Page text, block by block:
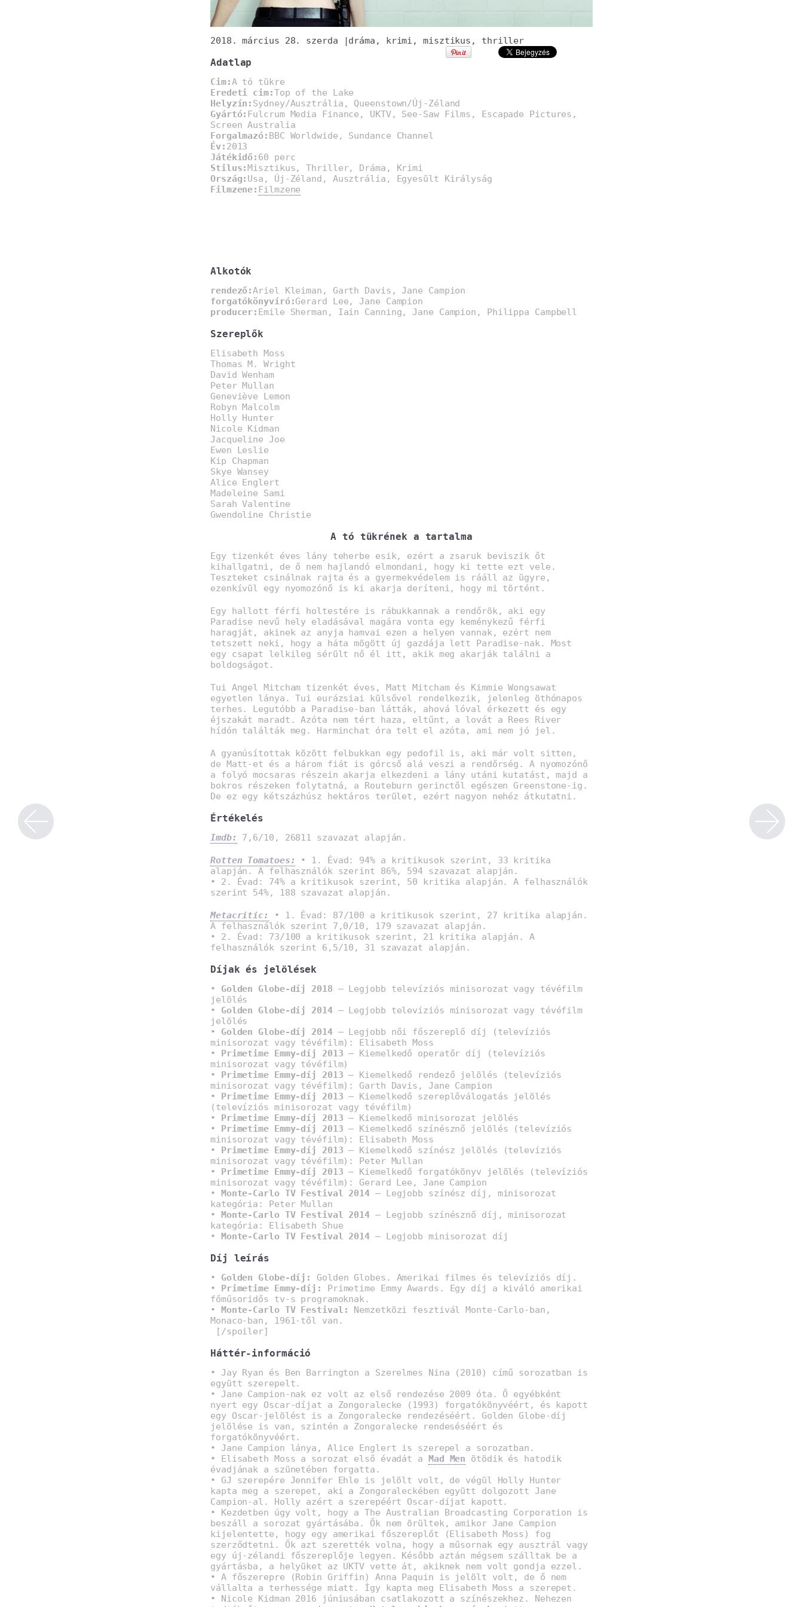
2018. március 28. szerda |dráma , krimi ,misztikus , thriller
Adatlap
Cim:A tó tükre
Eredeti cim:Top of the Lake
Helyzín: Sydney/Ausztrália, Queenstown/Új-Zéland
Gyártó: Fulcrum Media Finance, UKTV, See-Saw Films, Escapade Pictures,
Screen Australia
Forgalmazó: BBC Worldwide, Sundance Channel
Év: 2013
Játékidő: 60 perc
Stilus:Misztikus, Thriller, Dráma, Krimi
Ország: Usa, Új-Zéland, Ausztrália, Egyesült Királyság
Filmzene: Filmzene
Alkotók
rendező:Ariel Kleiman, Garth Davis, Jane Campion
forgatókönyvíró:Gerard Lee, Jane Campion
producer: Emile Sherman, Iain Canning, Jane Campion, Philippa Campbell
Szereplők
Elisabeth Moss
Thomas M. Wright
David Wenham
Peter Mullan
Geneviève Lemon
Robyn Malcolm
Holly Hunter
Nicole Kidman
Jacqueline Joe
Ewen Leslie
Kip Chapman
Skye Wansey
Alice Englert
Madeleine Sami
Sarah Valentine
Gwendoline Christie
A tó tükrének a tartalma
Egy tizenkét éves lány teherbe esik, ezért a zsaruk beviszik őt
kihallgatni, de ő nem hajlandó elmondani, hogy ki tette ezt vele.
Teszteket csinálnak rajta és a gyermekvédelem is rááll az ügyre,
ezenkívül egy nyomozónő is ki akarja deríteni, hogy mi történt.
Egy hallott férfi holtestére is rábukkannak a rendőrök, aki egy
Paradise nevű hely eladásával magára vonta egy keménykezű férfi
haragját, akinek az anyja hamvai ezen a helyen vannak, ezért nem
tetszett neki, hogy a háta mögött új gazdája lett Paradise-nak. Most
egy csapat lelkileg sérült nő él itt, akik meg akarják találni a
boldogságot.
Tui Angel Mitcham tizenkét éves, Matt Mitcham és Kimmie Wongsawat
egyetlen lánya. Tui eurázsiai külsővel rendelkezik, jelenleg öthónapos
terhes. Legutóbb a Paradise-ban látták, ahová lóval érkezett és egy
éjszakát maradt. Azóta nem tért haza, eltűnt, a lovát a Rees River
hídón találták meg. Harminchat óra telt el azóta, ami nem jó jel.
A gyanúsítottak között felbukkan egy pedofil is, aki már volt sitten,
de Matt-et és a három fiát is górcső alá veszi a rendőrség. A nyomozónő
a folyó mocsaras részein akarja elkezdeni a lány utáni kutatást, majd a
bokros részeken folytatná, a Routeburn gerinctől egészen Greenstone-ig.
De ez egy kétszázhúsz hektáros terület, ezért nagyon nehéz átkutatni.
Értékelés
Imdb: 7,6/10, 26811 szavazat alapján.
Rotten Tomatoes:
• 1. Évad: 94% a kritikusok szerint, 33 kritika
alapján. A felhasználók szerint 86%, 594 szavazat alapján.
• 2. Évad: 74% a kritikusok szerint, 50 kritika alapján. A felhasználók
szerint 54%, 188 szavazat alapján.
Metacritic:
• 1. Évad: 87/100 a kritikusok szerint, 27 kritika alapján.
A felhasználók szerint 7,0/10, 179 szavazat alapján.
• 2. Évad: 73/100 a kritikusok szerint, 21 kritika alapján. A
felhasználók szerint 6,5/10, 31 szavazat alapján.
Díjak és jelölések
• Golden Globe-díj 2018 – Legjobb televíziós minisorozat vagy tévéfilm
jelölés
• Golden Globe-díj 2014– Legjobb televíziós minisorozat vagy tévéfilm
jelölés
• Golden Globe-díj 2014– Legjobb női főszereplő díj (televíziós
minisorozat vagy tévéfilm): Elisabeth Moss
• Primetime Emmy-díj 2013 – Kiemelkedő operatőr díj (televíziós
minisorozat vagy tévéfilm)
• Primetime Emmy-díj 2013 – Kiemelkedő rendező jelölés (televíziós
minisorozat vagy tévéfilm): Garth Davis, Jane Campion
• Primetime Emmy-díj 2013 – Kiemelkedő szereplőválogatás jelölés
(televíziós minisorozat vagy tévéfilm)
• Primetime Emmy-díj 2013 – Kiemelkedő minisorozat jelölés
• Primetime Emmy-díj 2013 – Kiemelkedő színésznő jelölés (televíziós
minisorozat vagy tévéfilm): Elisabeth Moss
• Primetime Emmy-díj 2013 – Kiemelkedő színész jelölés (televíziós
minisorozat vagy tévéfilm): Peter Mullan
• Primetime Emmy-díj 2013 – Kiemelkedő forgatókönyv jelölés (televíziós
minisorozat vagy tévéfilm): Gerard Lee, Jane Campion
• Monte-Carlo TV Festival 2014 – Legjobb színész díj, minisorozat
kategória: Peter Mullan
• Monte-Carlo TV Festival 2014 – Legjobb színésznő díj, minisorozat
kategória: Elisabeth Shue
• Monte-Carlo TV Festival 2014 – Legjobb minisorozat díj
Díj leírás
• Golden Globe-díj:
Golden Globes. Amerikai filmes és televíziós díj.
• Primetime Emmy-díj:
Primetime Emmy Awards. Egy díj a kiváló amerikai
főműsoridős tv-s programoknak.
• Monte-Carlo TV Festival:
Nemzetközi fesztivál Monte-Carlo-ban,
Monaco-ban, 1961-től van.
[/spoiler]
Háttér-információ
• Jay Ryan és Ben Barrington a Szerelmes Nina (2010) című sorozatban is
együtt szerepelt.
• Jane Campion-nak ez volt az első rendezése 2009 óta. Ő egyébként
nyert egy Oscar-díjat a Zongoralecke (1993) forgatókönyvéért, és kapott
egy Oscar-jelölést is a Zongoralecke rendezéséért. Golden Globe-díj
jelölése is van, szintén a Zongoralecke rendeséséért és
forgatókönyvéért.
• Jane Campion lánya, Alice Englert is szerepel a sorozatban.
• Elisabeth Moss a sorozat első évadát a Mad Men ötödik és hatodik
évadjának a szünetében forgatta.
• GJ szerepére Jennifer Ehle is jelölt volt, de végül Holly Hunter
kapta meg a szerepet, aki a Zongoraleckében együtt dolgozott Jane
Campion-al. Holly azért a szerepéért Oscar-díjat kapott.
• Kezdetben úgy volt, hogy a The Australian Broadcasting Corporation is
beszáll a sorozat gyártásába. Ők nem örültek, amikor Jane Campion
kijelentette, hogy egy amerikai főszereplőt (Elisabeth Moss) fog
szerződtetni. Ők azt szerették volna, hogy a műsornak egy ausztrál vagy
egy új-zélandi főszereplője legyen. Később aztán mégsem szálltak be a
gyártásba, a helyüket az UKTV vette át, akiknek nem volt gondja ezzel.
• A főszerepre (Robin Griffin) Anna Paquin is jelölt volt, de ő nem
vállalta a terhessége miatt. Így kapta meg Elisabeth Moss a szerepet.
• Nicole Kidman 2016 júniusában csatlakozott a színészekhez. Nehezen